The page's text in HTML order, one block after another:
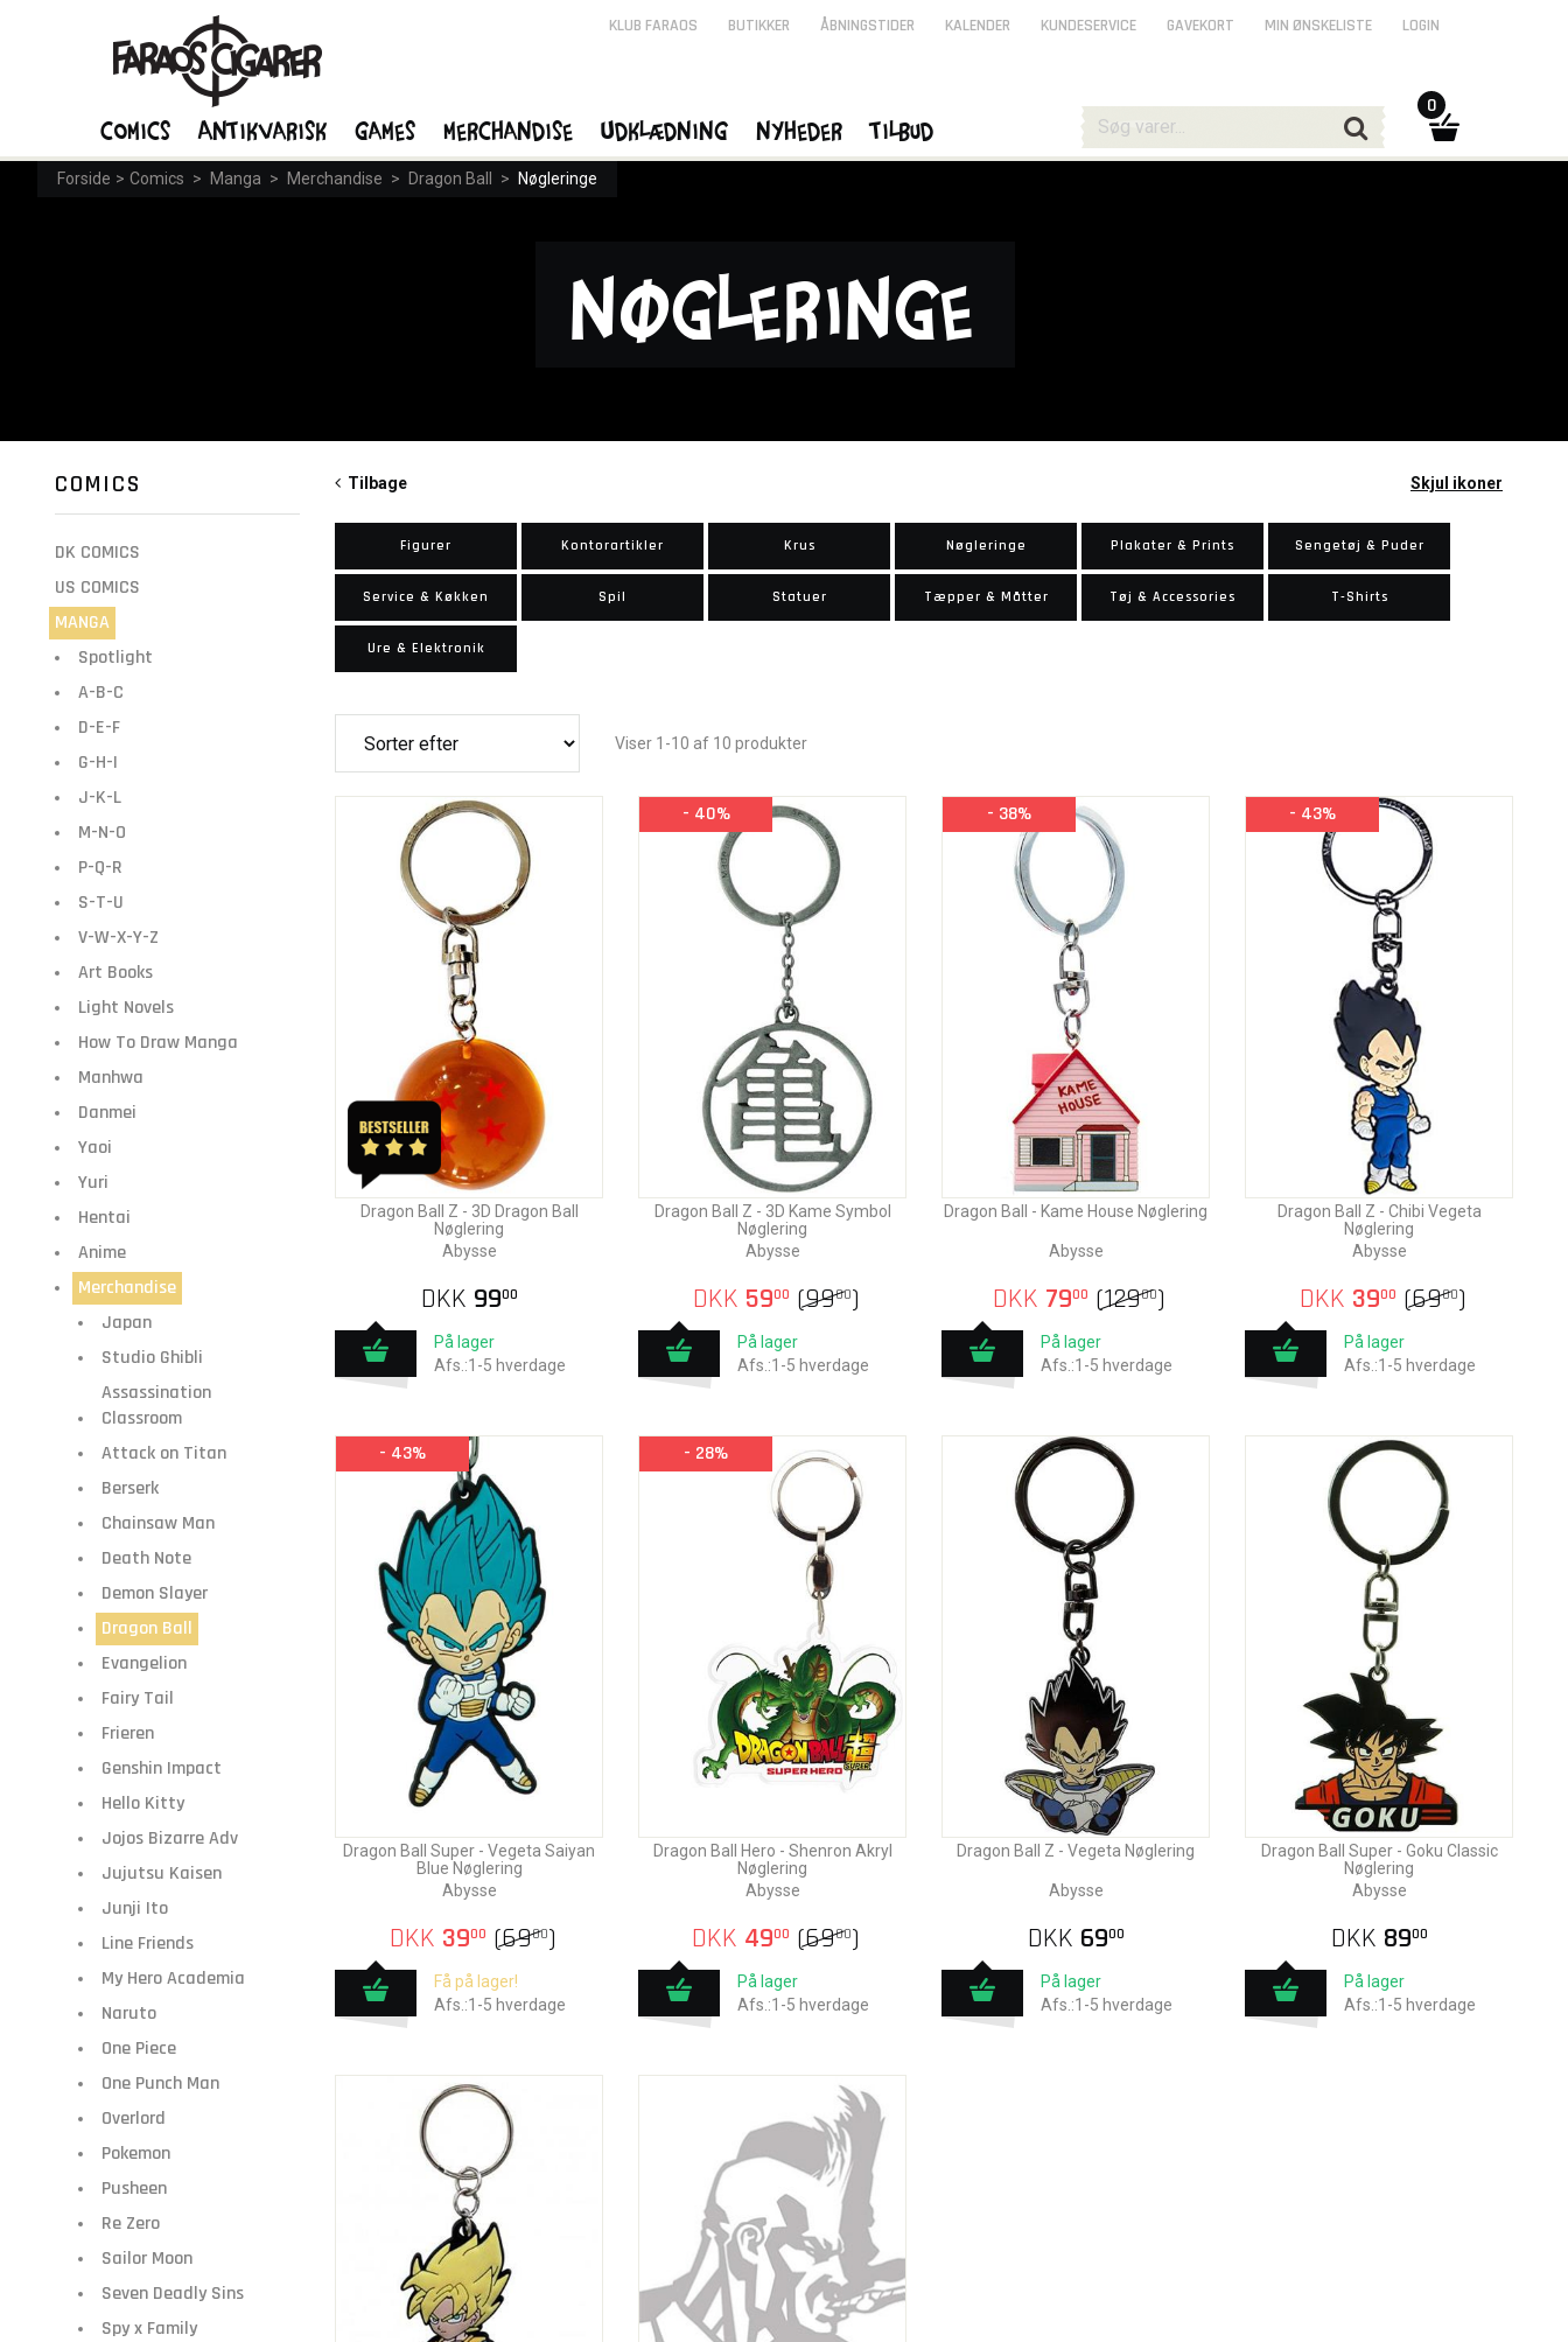
Forside > Comics > Manga > Merchandise > Dragon Ball > Nøgleringe
Nøgleringe
COMICS
DK COMICS
US COMICS
MANGA
Spotlight
A-B-C
D-E-F
G-H-I
J-K-L
M-N-O
P-Q-R
S-T-U
V-W-X-Y-Z
Art Books
Light Novels
How To Draw Manga
Manhwa
Danmei
Yaoi
Yuri
Hentai
Anime
Merchandise
Japan
Studio Ghibli
Assassination
Classroom
Attack on Titan
Berserk
Chainsaw Man
Death Note
Demon Slayer
Dragon Ball
Evangelion
Fairy Tail
Frieren
Genshin Impact
Hello Kitty
Jojos Bizarre Adv
Jujutsu Kaisen
Junji Ito
Line Friends
My Hero Academia
Naruto
One Piece
One Punch Man
Overlord
Pokemon
Pusheen
Re Zero
Sailor Moon
Seven Deadly Sins
Spy x Family
Skjul ikoner
Tilbage
Figurer Kontorartikler Krus Nøgleringe Plakater & Prints Sengetøj & Puder
Service & Køkken Spil Statuer Tæpper & Måtter Tøj & Accessories T-Shirts
Ure & Elektronik
Viser 1-10 af 10 produkter
Dragon Ball Z - 3D Dragon Ball
Nøglering
Abysse
DKK 9900
På lager
Afs.:1-5 hverdage
- 40%
Dragon Ball Z - 3D Kame Symbol
Nøglering
Abysse
DKK 5900 (9900)
På lager
Afs.:1-5 hverdage
- 38%
Dragon Ball - Kame House Nøglering
Abysse
DKK 7900 (12900)
På lager
Afs.:1-5 hverdage
- 43%
Dragon Ball Z - Chibi Vegeta
Nøglering
Abysse
DKK 3900 (6900)
På lager
Afs.:1-5 hverdage
- 43%
Dragon Ball Super - Vegeta Saiyan
Blue Nøglering
Abysse
DKK 3900 (6900)
Få på lager!
Afs.:1-5 hverdage
- 28%
Dragon Ball Hero - Shenron Akryl
Nøglering
Abysse
DKK 4900 (6900)
På lager
Afs.:1-5 hverdage
Dragon Ball Z - Vegeta Nøglering
Abysse
DKK 6900
På lager
Afs.:1-5 hverdage
Dragon Ball Super - Goku Classic
Nøglering
Abysse
DKK 8900
På lager
Afs.:1-5 hverdage
KLUB FARAOS BUTIKKER ÅBNINGSTIDER KALENDER KUNDESERVICE GAVEKORT MIN ØNSKELISTE LOGIN
Comics Antikvarisk Games Merchandise Udklædning Nyheder Tilbud
0